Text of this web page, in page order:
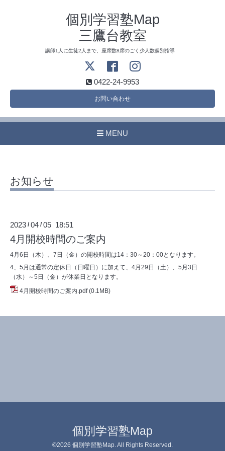
個別学習塾Map
三鷹台教室
講師1人に生徒2人まで、座席数8席のごく少人数個別指導
0422-24-9953
お問い合わせ
MENU
お知らせ
2023 /04 /05 18:51
4月開校時間のご案内
4月6日（木）、7日（金）の開校時間は14：30～20：00となります。
4、5月は通常の定休日（日曜日）に加えて、4月29日（土）、5月3日
（水）～5日（金）が休業日となります。
4月開校時間のご案内.pdf (0.1MB)
個別学習塾Map
©2026 個別学習塾Map . All Rights Reserved.